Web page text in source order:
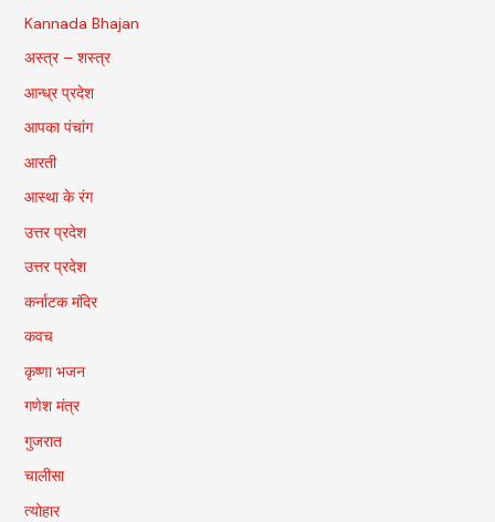
Kannada Bhajan
अस्त्र – शस्त्र
आन्ध्र प्रदेश
आपका पंचांग
आरती
आस्था के रंग
उत्तर प्रदेश
उत्तर प्रदेश
कर्नाटक मंदिर
कवच
कृष्णा भजन
गणेश मंत्र
गुजरात
चालीसा
त्योहार